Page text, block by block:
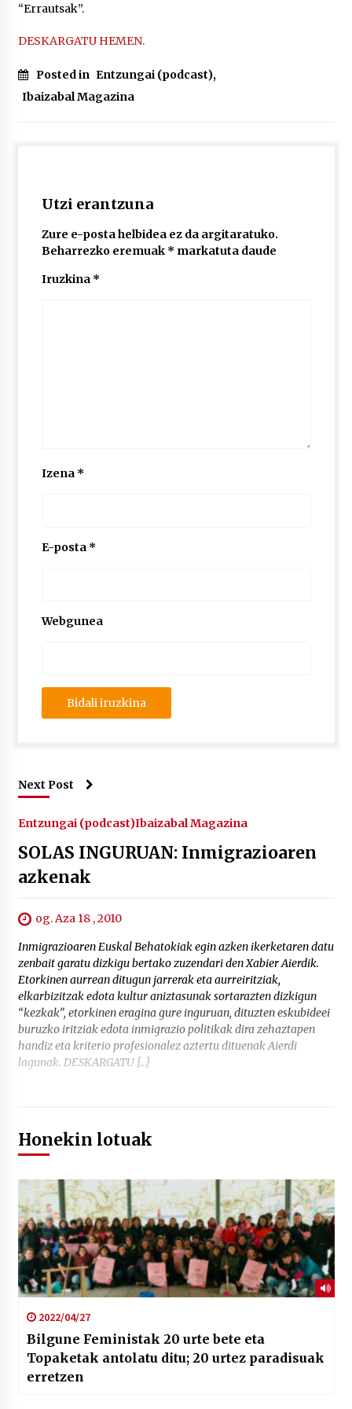
POTTO: San Pedro jaietako bertso-saioa
isil batekin dator beti
Auritz Iñurrietaren margoak ikusgai
“Errautsak”.
DESKARGATU HEMEN.
Posted in Entzungai (podcast),
Ibaizabal Magazina
Utzi erantzuna
Zure e-posta helbidea ez da argitaratuko.
Beharrezko eremuak * markatuta daude
Iruzkina *
Izena *
E-posta *
Webgunea
Next Post
Entzungai (podcast)Ibaizabal Magazina
SOLAS INGURUAN: Inmigrazioaren
azkenak
og. Aza 18 , 2010
Inmigrazioaren Euskal Behatokiak egin azken ikerketaren datu
zenbait garatu dizkigu bertako zuzendari den Xabier Aierdik.
Etorkinen aurrean ditugun jarrerak eta aurreiritziak,
elkarbizitzak edota kultur aniztasunak sortarazten dizkigun
“kezkak”, etorkinen eragina gure inguruan, dituzten eskubideei
buruzko iritziak edota inmigrazio politikak dira zehaztapen
handiz eta kriterio profesionalez aztertu dituenak Aierdi
lagunak. DESKARGATU […]
Honekin lotuak
2022/04/27
Bilgune Feministak 20 urte bete eta
Topaketak antolatu ditu; 20 urtez paradisuak
erretzen